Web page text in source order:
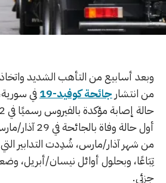
وبعد أسابيع من التأهب الشديد واتخاذ
من انتشار جائحة كوفيد-19
في
أول حالة وفاة
من شهر آذار/مارس، شُدِدت التدابير
تِبَاعًا، وبحلول أوائل نيسان/أبريل،
جزئي.